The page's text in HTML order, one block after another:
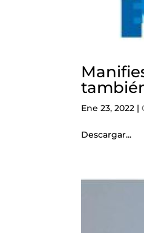
Ene 23, 2022 |
Descargar...